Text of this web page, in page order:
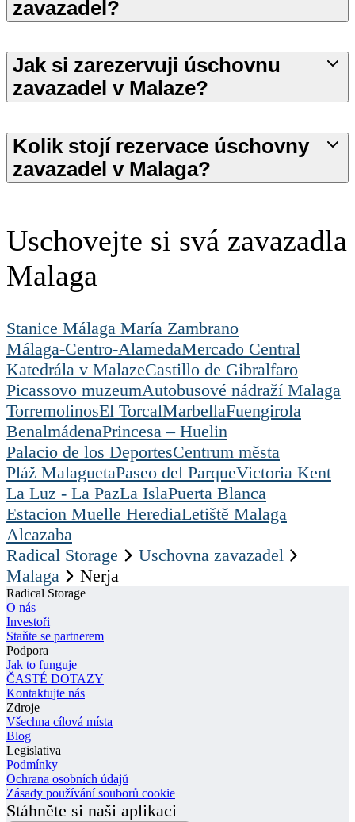
zavazadel?
Jak si zarezervuji úschovnu
zavazadel v Malaze?
Kolik stojí rezervace úschovny
zavazadel v Malaga?
Uschovejte si svá zavazadla
Malaga
Stanice Málaga María Zambrano
Málaga-Centro-AlamedaMercado Central
Katedrála v MalazeCastillo de Gibralfaro
Picassovo muzeumAutobusové nádraží Malaga
TorremolinosEl TorcalMarbellaFuengirola
BenalmádenaPrincesa – Huelin
Palacio de los DeportesCentrum města
Pláž MalaguetaPaseo del ParqueVictoria Kent
La Luz - La PazLa IslaPuerta Blanca
Estacion Muelle HerediaLetiště Malaga
Alcazaba
Radical Storage
Uschovna zavazadel
Malaga
Nerja
Radical Storage
O nás
Investoři
Staňte se partnerem
Podpora
Jak to funguje
ČASTÉ DOTAZY
Kontaktujte nás
Zdroje
Všechna cílová místa
Blog
Legislativa
Podmínky
Ochrana osobních údajů
Zásady používání souborů cookie
Stáhněte si naši aplikaci